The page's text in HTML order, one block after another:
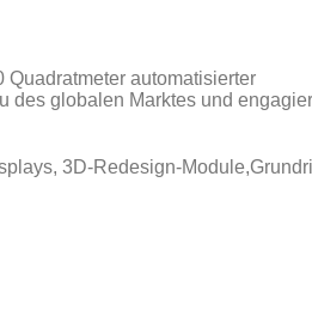
automatisierter
des globalen Marktes und
3D-Redesign-